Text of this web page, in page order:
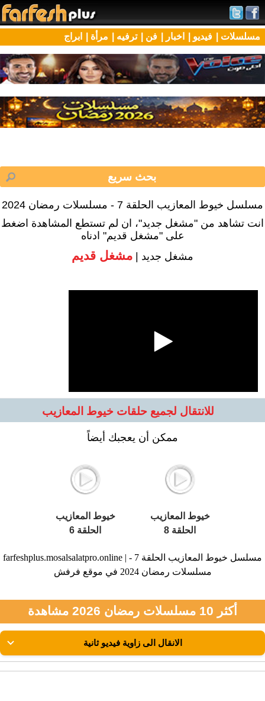
مسلسلات | فيديو | اخبار | فن | ترفيه | مرأة | ابراج
مسلسل خيوط المعازيب الحلقة 7 - مسلسلات رمضان 2024
انت تشاهد من "مشغل جديد"، ان لم تستطع المشاهدة اضغط
على "مشغل قديم" ادناه
مشغل جديد | مشغل قديم
للانتقال لجميع حلقات خيوط المعازيب
ممكن أن يعجبك أيضاً
خيوط المعازيب
الحلقة 8
خيوط المعازيب
الحلقة 6
farfeshplus.mosalsalatpro.online | مسلسل خيوط المعازيب الحلقة 7 -
مسلسلات رمضان 2024 في موقع فرفش
أكثر 10 مسلسلات رمضان 2026 مشاهدة